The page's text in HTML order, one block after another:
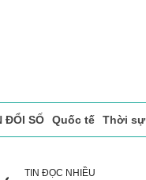
ĐỔI SỐ Quốc tế Thời sự
TIN ĐỌC NHIỀU